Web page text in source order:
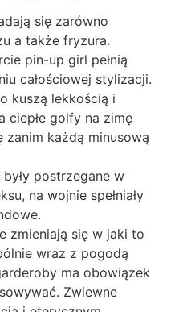
się zarówno
a także fryzura.
pin-up girl pełnią
całościowej stylizacji.
kuszą lekkością i
ciepłe golfy na zimę
każdą minusową
postrzegane w
na wojnie spełniały
zmieniają się w jaki to
wraz z pogodą
ma obowiązek
Zwiewne